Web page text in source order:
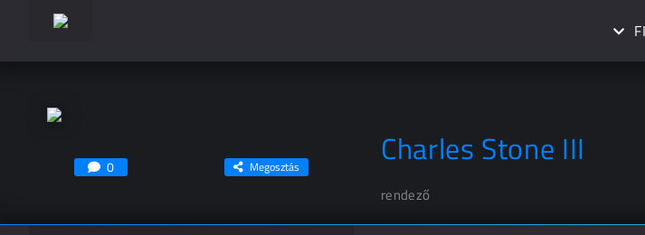
Charles Stone III
rendező
0 Megosztás